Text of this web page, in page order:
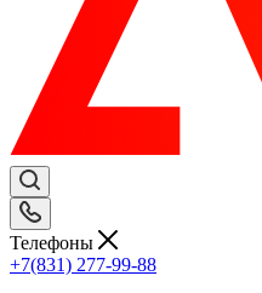
Телефоны
+7(831) 277-99-88